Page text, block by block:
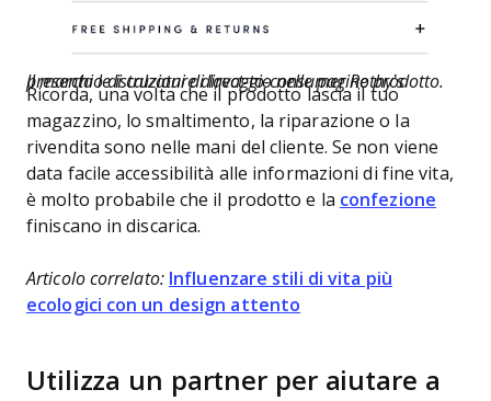
Il marchio di calzature direct-to-consumer Rothy’s presenta le istruzioni di lavaggio nelle pagine prodotto.
Ricorda, una volta che il prodotto lascia il tuo
magazzino, lo smaltimento, la riparazione o la
rivendita sono nelle mani del cliente. Se non viene
data facile accessibilità alle informazioni di fine vita,
è molto probabile che il prodotto e la confezione
finiscano in discarica.
Articolo correlato: Influenzare stili di vita più
ecologici con un design attento
Utilizza un partner per aiutare a